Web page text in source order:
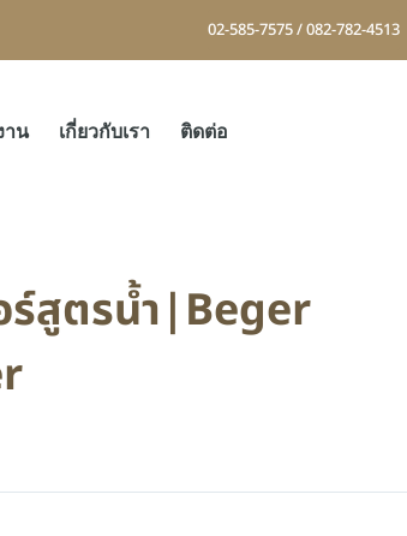
02-585-7575 / 082-782-4513
าน เกี่ยวกับเรา ติดต่อ
ร์สูตรน้ำ|Beger